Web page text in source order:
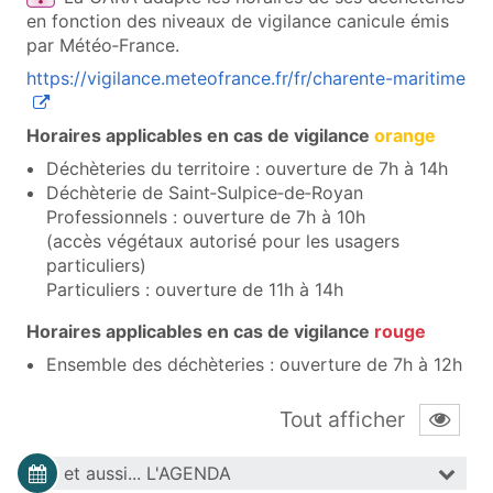
en fonction des niveaux de vigilance canicule émis
par Météo‑France.
https://vigilance.meteofrance.fr/fr/charente-maritime
Horaires applicables en cas de vigilance orange
Déchèteries du territoire : ouverture de 7h à 14h
Déchèterie de Saint‑Sulpice‑de‑Royan
Professionnels : ouverture de 7h à 10h
(accès végétaux autorisé pour les usagers
particuliers)
Particuliers : ouverture de 11h à 14h
Horaires applicables en cas de vigilance rouge
Ensemble des déchèteries : ouverture de 7h à 12h
Tout afficher
et aussi... L'AGENDA